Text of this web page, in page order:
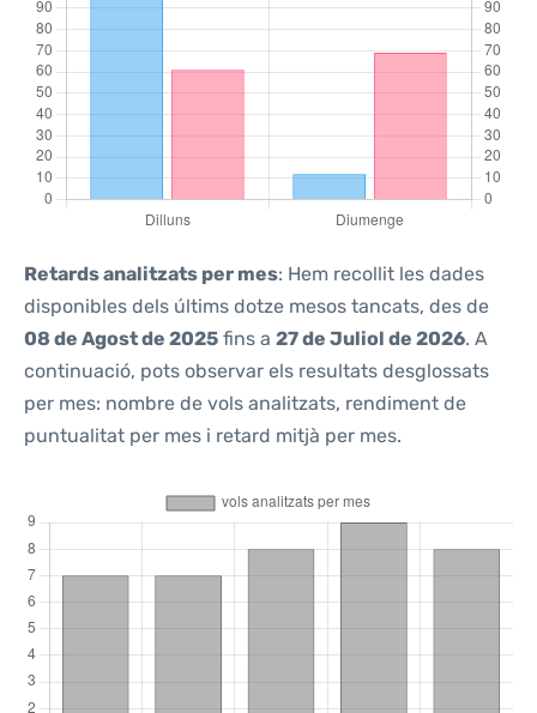
Retards analitzats per mes: Hem recollit les dades
disponibles dels últims dotze mesos tancats, des de
08 de Agost de 2025 fins a 27 de Juliol de 2026. A
continuació, pots observar els resultats desglossats
per mes: nombre de vols analitzats, rendiment de
puntualitat per mes i retard mitjà per mes.